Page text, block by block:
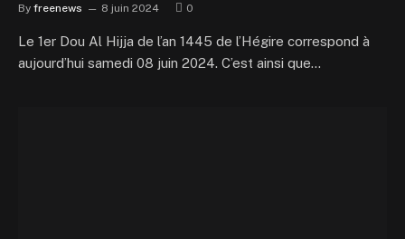
By freenews 8 juin 2024 0
Le 1er Dou Al Hijja de l’an 1445 de l’Hégire correspond à
aujourd’hui samedi 08 juin 2024. C’est ainsi que…